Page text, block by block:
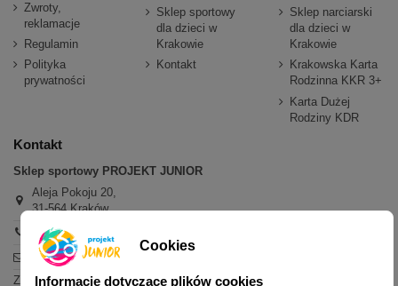
Zwroty,
reklamacje
Regulamin
Polityka
prywatności
Sklep sportowy
dla dzieci w
Krakowie
Kontakt
Sklep narciarski
dla dzieci w
Krakowie
Krakowska Karta
Rodzinna KKR 3+
Karta Dużej
Rodziny KDR
Kontakt
Sklep sportowy PROJEKT JUNIOR
Aleja Pokoju 20,
31-564 Kraków
+48 600 779 897
sklep@projektjunior.pl
Zapraszamy do sklepu stacjonarnego:
Cookies
Informacje dotyczące plików cookies